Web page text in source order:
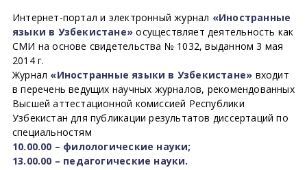
Интернет-портал и электронный журнал «Иностранные
языки в Узбекистане» осуществляет деятельность как
СМИ на основе свидетельства № 1032, выданном 3 мая
2014 г.
Журнал «Иностранные языки в Узбекистане» входит
в перечень ведущих научных журналов, рекомендованных
Высшей аттестационной комиссией Республики
Узбекистан для публикации результатов диссертаций по
специальностям
10.00.00 – филологические науки;
13.00.00 – педагогические науки.